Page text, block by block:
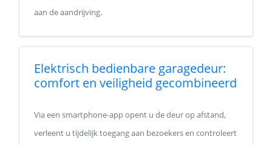
aan de aandrijving.
Elektrisch bedienbare garagedeur:
comfort en veiligheid gecombineerd
Via een smartphone-app opent u de deur op afstand,
verleent u tijdelijk toegang aan bezoekers en controleert